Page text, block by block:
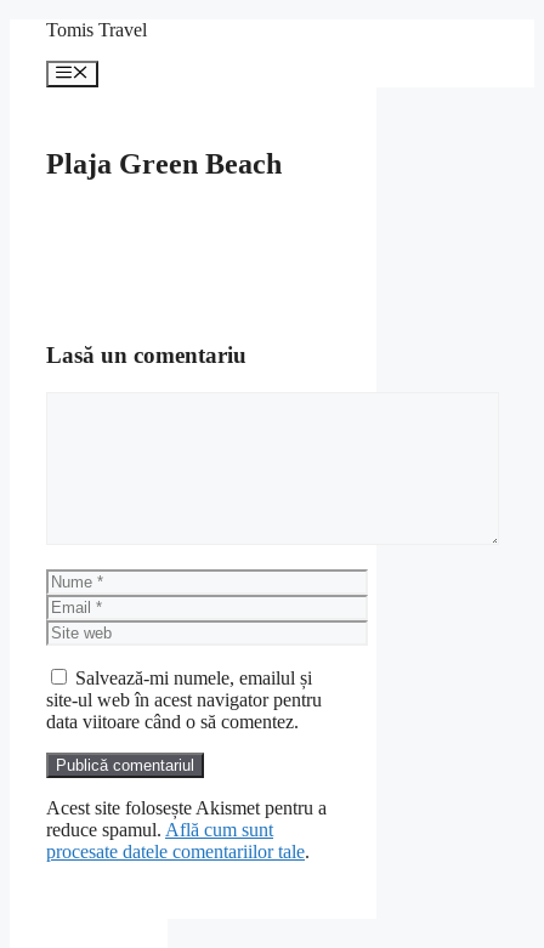
conținut
Tomis Travel
Meniu
Plaja Green Beach
Lasă un comentariu
Nume
Email
Site
web
Salvează-mi numele, emailul și
site-ul web în acest navigator pentru
data viitoare când o să comentez.
Acest site folosește Akismet pentru a
reduce spamul. Află cum sunt
procesate datele comentariilor tale.